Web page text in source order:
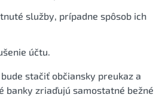
služby, prípadne spôsob ich
účtu.
stačiť občiansky preukaz a
banky zriaďujú samostatné bežné